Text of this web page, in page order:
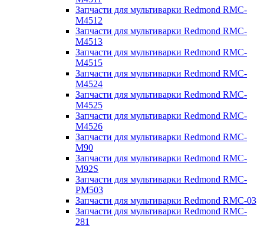
Запчасти для мультиварки Redmond RMC-
M4512
Запчасти для мультиварки Redmond RMC-
M4513
Запчасти для мультиварки Redmond RMC-
M4515
Запчасти для мультиварки Redmond RMC-
M4524
Запчасти для мультиварки Redmond RMC-
M4525
Запчасти для мультиварки Redmond RMC-
M4526
Запчасти для мультиварки Redmond RMC-
M90
Запчасти для мультиварки Redmond RMC-
M92S
Запчасти для мультиварки Redmond RMC-
PM503
Запчасти для мультиварки Redmond RMC-03
Запчасти для мультиварки Redmond RMC-
281